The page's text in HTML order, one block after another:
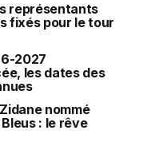
représentants
fixés pour le tour
2027
les dates des
nommé
: le rêve